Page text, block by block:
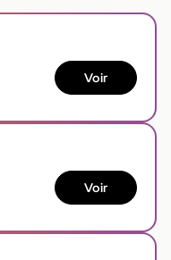
Voir
Voir